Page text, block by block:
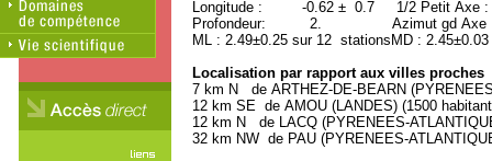
Longitude : -0.62 ± 0.7 1/2 Petit Axe
Profondeur: 2. Azimut gd Axe :
ML : 2.49±0.25 sur 12 stationsMD :
Localisation par rapport aux villes proches
7 km N de ARTHEZ-DE-BEARN
12 km SE de AMOU (LANDES) (1500
12 km N de LACQ (PYRENEES-
32 km NW de PAU (PYRENEES-